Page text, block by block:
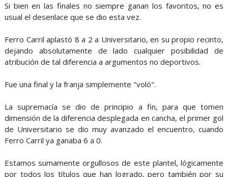
Si bien en las finales no siempre ganan los favoritos, no es
usual el desenlace que se dio esta vez.
Ferro Carril aplastó 8 a 2 a Universitario, en su propio recinto,
dejando absolutamente de lado cualquier posibilidad de
atribución de tal diferencia a argumentos no deportivos.
Fue una final y la franja simplemente "voló".
La supremacía se dio de principio a fin, para que tomen
dimensión de la diferencia desplegada en cancha, el primer gol
de Universitario se dio muy avanzado el encuentro, cuando
Ferro Carril ya ganaba 6 a 0.
Estamos sumamente orgullosos de este plantel, lógicamente
por todos los títulos que han logrado, pero también por su